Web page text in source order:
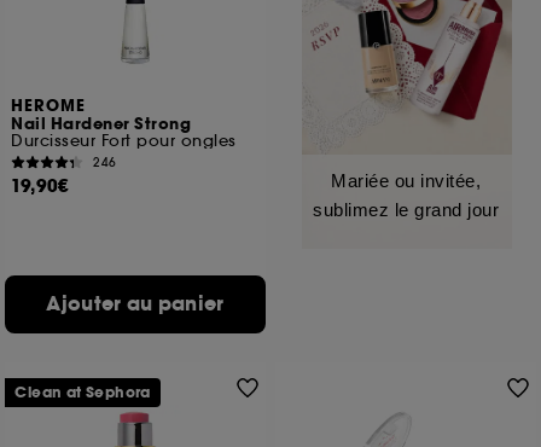
HEROME
Nail Hardener Strong
Durcisseur Fort pour ongles
246
19,90€
Ajouter au panier
Mariée ou invitée,
sublimez le grand jour
Clean at Sephora